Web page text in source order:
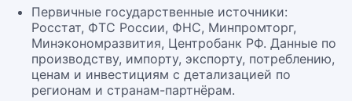
Первичные государственные источники:
Росстат, ФТС России, ФНС, Минпромторг,
Минэкономразвития, Центробанк РФ. Данные по
производству, импорту, экспорту, потреблению,
ценам и инвестициям с детализацией по
регионам и странам-партнёрам.